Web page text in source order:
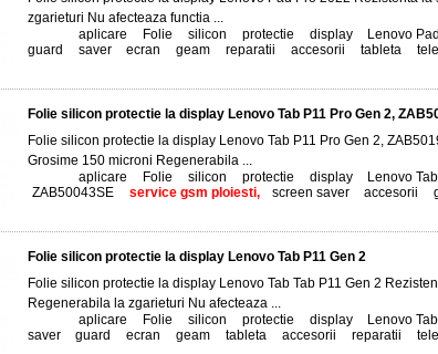
zgarieturi Nu afecteaza functia ...
aplicare Folie silicon protectie display, Lenovo
guard
saver, ecran geam reparatii accesorii tableta
Folie silicon protectie la display Lenovo Tab P11 Pro Gen 2,
Folie silicon protectie la display Lenovo Tab P11 Pro Gen 2,
Grosime 150 microni Regenerabila ...
aplicare Folie silicon protectie display, Lenovo
ZAB50043SE
service gsm ploiesti, screen saver, accesorii
Folie silicon protectie la display Lenovo Tab P11 Gen 2
Folie silicon protectie la display Lenovo Tab Tab P11 Gen 2
Regenerabila la zgarieturi Nu afecteaza ...
aplicare Folie silicon protectie display, Lenovo
saver, guard ecran geam tableta accesorii reparatii